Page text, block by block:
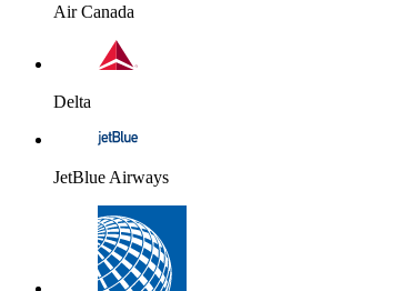
Air Canada
Delta
JetBlue Airways